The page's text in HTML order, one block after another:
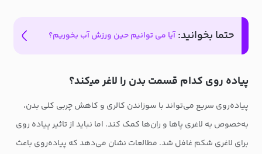
حتما بخوانید: آیا می توانیم حین ورزش آب بخوریم؟
پیاده روی کدام قسمت بدن را لاغر می‎‍‌کند؟
پیاده‌روی سریع می‌تواند با سوزاندن کالری و کاهش چربی کلی بدن،
به‌خصوص به لاغری پاها و ران‌ها کمک کند. اما نباید از تاثیر پیاده روی
برای لاغری شکم غافل شد. مطالعات نشان می‌دهد که پیاده‌روی باعث